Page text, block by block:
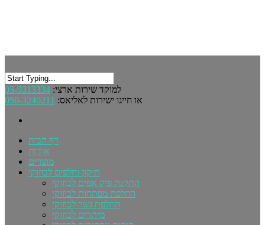
למוקד שירות ארצי: 03-9313334
או חייגו ישירות לאליאס: 050-3240211
דף הבית
אודות
מוצרים
תיקון וחלפים לבוזוקי
התקנת פיק אפים לבוזוקי
החלפת מפתחות לבוזוקי
החלפת גשר לבוזוקי
מיתרים לבוזוקי